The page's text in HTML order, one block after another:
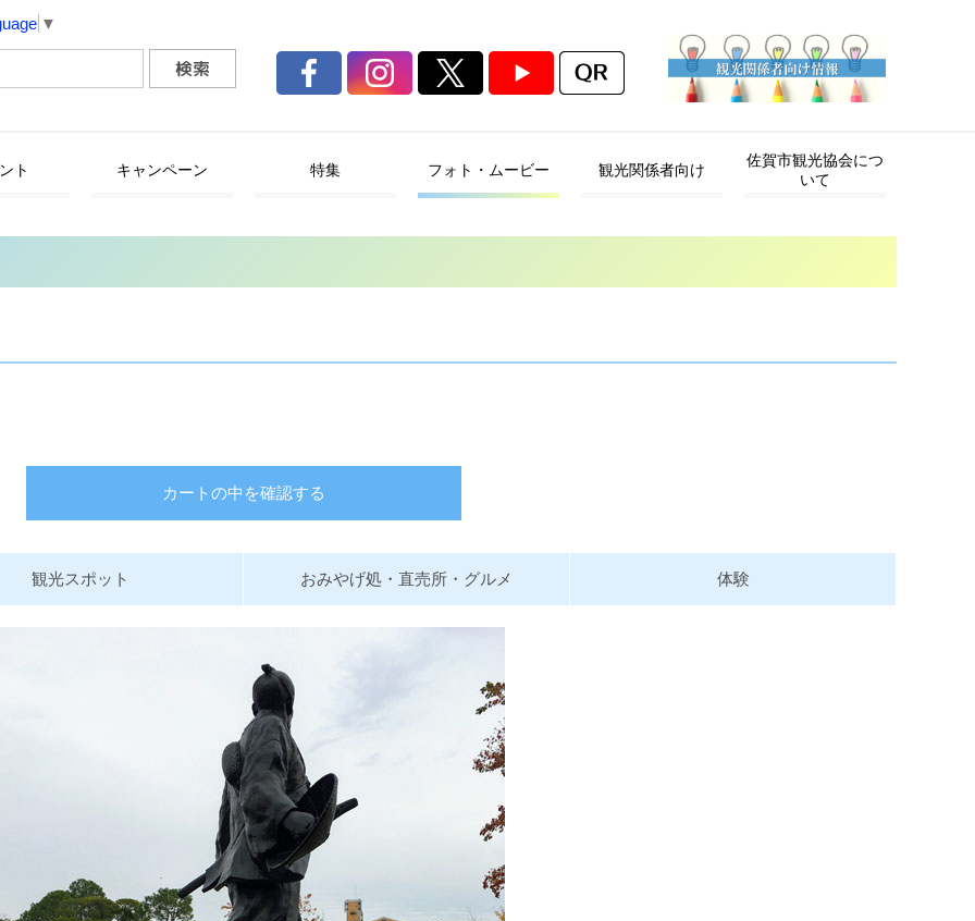
▼
ト キャンペーン 特集 フォト・ムービー 観光関係者向け
佐賀市観光協会につ
いて
カートの中を確認する
観光スポット おみやげ処・直売所・グルメ 体験